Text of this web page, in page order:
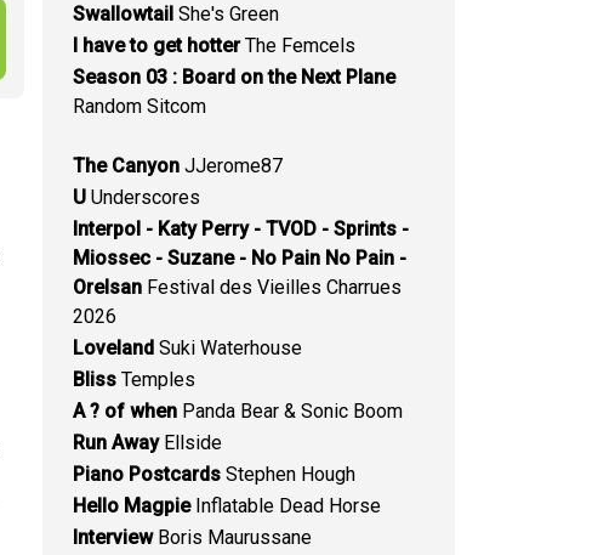
Swallowtail She's Green
I have to get hotterThe Femcels
Season 03 : Board on the Next Plane
Random Sitcom
The Canyon JJerome87
U Underscores
Interpol - Katy Perry - TVOD - Sprints -
Miossec - Suzane - No Pain No Pain -
Orelsan Festival des Vieilles Charrues
2026
Loveland Suki Waterhouse
Bliss Temples
A ? of when Panda Bear & Sonic Boom
Run AwayEllside
Piano Postcards Stephen Hough
Hello MagpieInflatable Dead Horse
InterviewBoris Maurussane